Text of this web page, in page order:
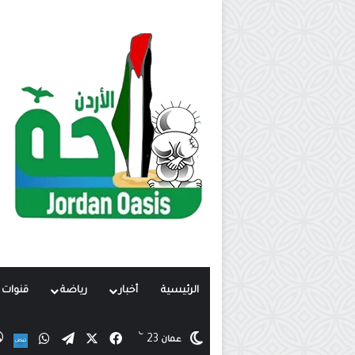
الرئيسية أخبار رياضة قنوات
عمان 23
℃ فيسبوك تيلقرام